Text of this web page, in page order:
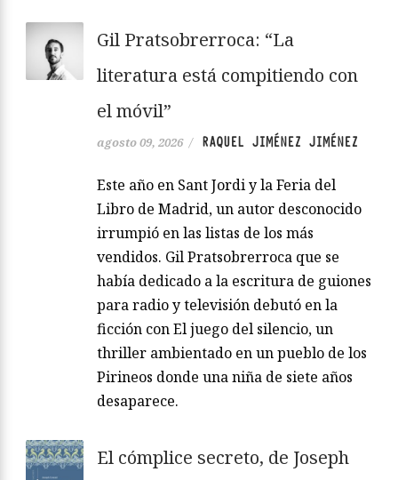
Gil Pratsobrerroca: “La
literatura está compitiendo con
el móvil”
agosto 09, 2026 / RAQUEL JIMÉNEZ JIMÉNEZ
Este año en Sant Jordi y la Feria del
Libro de Madrid, un autor desconocido
irrumpió en las listas de los más
vendidos. Gil Pratsobrerroca que se
había dedicado a la escritura de guiones
para radio y televisión debutó en la
ficción con El juego del silencio, un
thriller ambientado en un pueblo de los
Pirineos donde una niña de siete años
desaparece.
El cómplice secreto, de Joseph